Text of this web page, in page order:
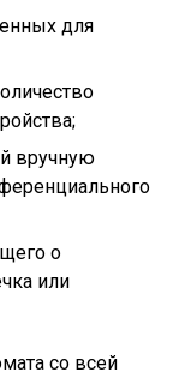
для
вручную
о
или
со всей